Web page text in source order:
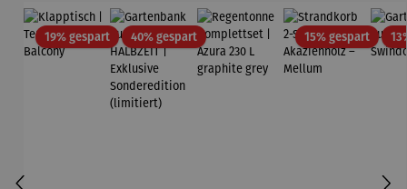
19% gespartRabatt40% gespartRabatt 15% gespartRabatt